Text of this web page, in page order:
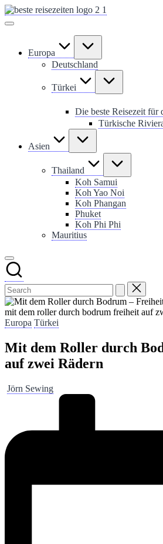
Skip
to
Europa
Deutschland
Türkei
Die beste Reisezeit für
Türkische
Asien
Thailand
Koh Samui
Koh Yao Noi
Koh Phangan
Phuket
Koh Phi Phi
Mauritius
mit dem roller durch bodrum freiheit auf
Posted
Europa Türkei
Mit dem Roller durch
auf zwei Rädern
Posted
Jörn Sewing